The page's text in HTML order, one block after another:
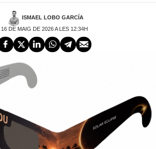
ISMAEL LOBO GARCÍA
16 DE MAIG DE 2026 A LES 12:34H